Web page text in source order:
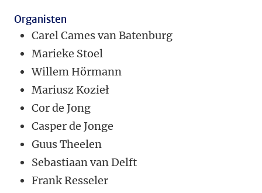
Organisten
Carel Cames van Batenburg
Marieke Stoel
Willem Hörmann
Mariusz Kozieł
Cor de Jong
Casper de Jonge
Guus Theelen
Sebastiaan van Delft
Frank Resseler